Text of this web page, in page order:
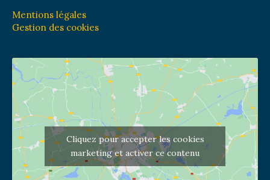
Mentions légales
Gestion des cookies
Cliquez pour accepter les cookies
marketing et activer ce contenu